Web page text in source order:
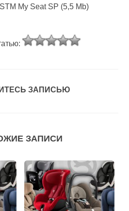
My Seat SP (5,5 Mb)
ЗАПИСЬЮ
ЗАПИСИ